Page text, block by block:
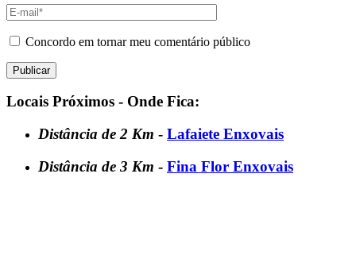
Concordo em tornar meu comentário público
Locais Próximos - Onde Fica:
Distância de 2 Km - Lafaiete Enxovais
Distância de 3 Km - Fina Flor Enxovais